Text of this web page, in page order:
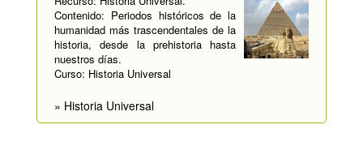
Contenido: Periodos históricos de la
humanidad más trascendentales de la
historia, desde la prehistoria hasta
nuestros días.
Curso: Historia Universal
» Historia Universal